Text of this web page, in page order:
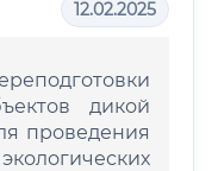
12.02.2025
дикой
проведения